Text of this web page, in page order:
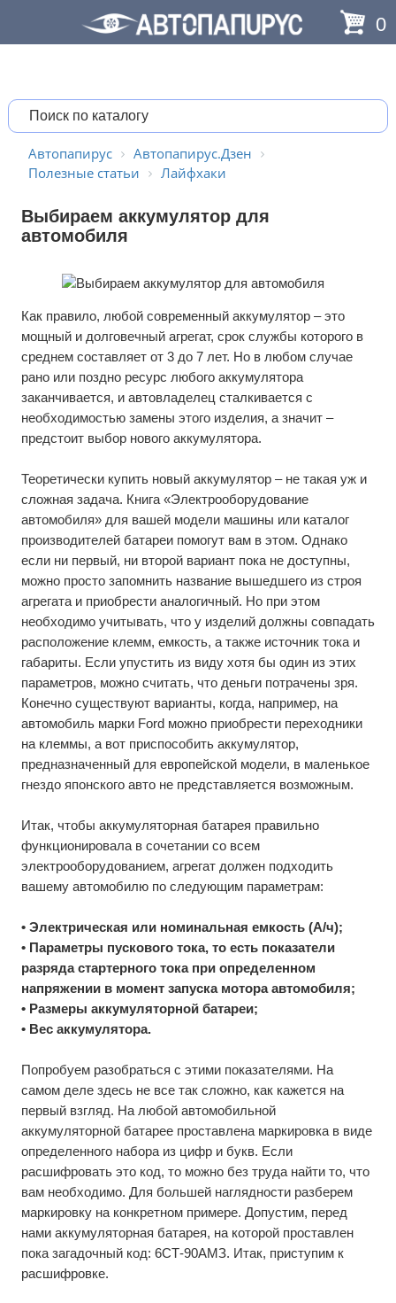
0
Автопапирус
Автопапирус.Дзен
Полезные статьи
Лайфхаки
Выбираем аккумулятор для
автомобиля
Как правило, любой современный аккумулятор – это
мощный и долговечный агрегат, срок службы которого в
среднем составляет от 3 до 7 лет. Но в любом случае
рано или поздно ресурс любого аккумулятора
заканчивается, и автовладелец сталкивается с
необходимостью замены этого изделия, а значит –
предстоит выбор нового аккумулятора.
Теоретически купить новый аккумулятор – не такая уж и
сложная задача. Книга «Электрооборудование
автомобиля»для вашей модели машины или каталог
производителей батареи помогут вам в этом. Однако
если ни первый, ни второй вариант пока не доступны,
можно просто запомнить название вышедшего из строя
агрегата и приобрести аналогичный. Но при этом
необходимо учитывать, что у изделий должны совпадать
расположение клемм, емкость, а также источник тока и
габариты. Если упустить из виду хотя бы один из этих
параметров, можно считать, что деньги потрачены зря.
Конечно существуют варианты, когда, например, на
автомобиль марки Ford можно приобрести переходники
на клеммы, а вот приспособить аккумулятор,
предназначенный для европейской модели, в маленькое
гнездо японского авто не представляется возможным.
Итак, чтобы аккумуляторная батарея правильно
функционировала в сочетании со всем
электрооборудованием, агрегат должен подходить
вашему автомобилю по следующим параметрам:
• Электрическая или номинальная емкость (А/ч);
• Параметры пускового тока, то есть показатели
разряда стартерного тока при определенном
напряжении в момент запуска мотора автомобиля;
• Размеры аккумуляторной батареи;
• Вес аккумулятора.
Попробуем разобраться с этими показателями. На
самом деле здесь не все так сложно, как кажется на
первый взгляд. На любой автомобильной
аккумуляторной батарее проставлена маркировка в виде
определенного набора из цифр и букв. Если
расшифровать это код, то можно без труда найти то, что
вам необходимо. Для большей наглядности разберем
маркировку на конкретном примере. Допустим, перед
нами аккумуляторная батарея, на которой проставлен
пока загадочный код: 6СТ-90АМЗ. Итак, приступим к
расшифровке.